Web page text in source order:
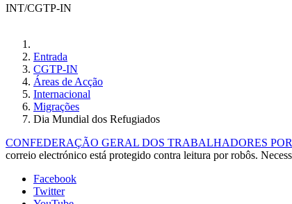
INT/CGTP-IN
Entrada
CGTP-IN
Áreas de Acção
Internacional
Migrações
Dia Mundial dos Refugiados
CONFEDERAÇÃO GERAL DOS TRABALHADORES
correio electrónico está protegido contra leitura por robôs.
Facebook
Twitter